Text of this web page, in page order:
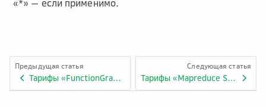
«*» — если применимо.
Предыдущая статья
Тарифы «FunctionGraph». Приложение №7.ADV.20.
Следующая статья
Тарифы «Mapreduce Service». Приложение №7.ADV.23.